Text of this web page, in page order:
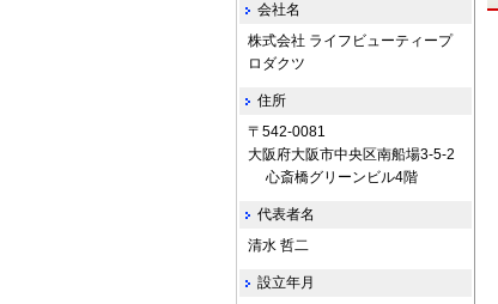
会社名
株式会社 ライフビューティープ
ロダクツ
住所
〒542-0081
大阪府大阪市中央区南船場3-5-2
心斎橋グリーンビル4階
代表者名
清水 哲二
設立年月